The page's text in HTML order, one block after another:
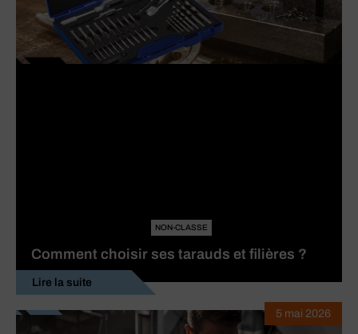
NON-CLASSE
Comment choisir ses tarauds et filières ?
Lire la suite
5 mai 2026